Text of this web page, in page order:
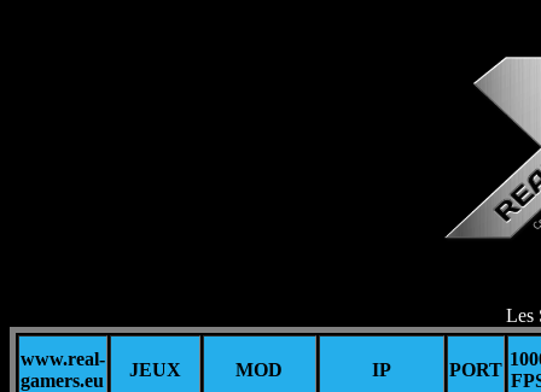
Les
www.real-
gamers.eu
JEUX MOD IP PORT